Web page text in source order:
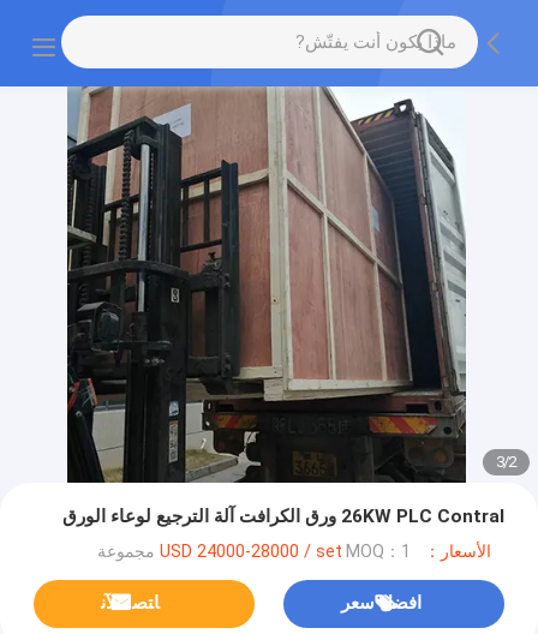
2
/
3
26KW PLC Contral ورق الكرافت آلة الترجيع لوعاء الورق
الأسعار：USD 24000-28000 / set MOQ：1 مجموعة
افضل سعر ﺎﺘﺼﻟ ﺍﻶﻧ